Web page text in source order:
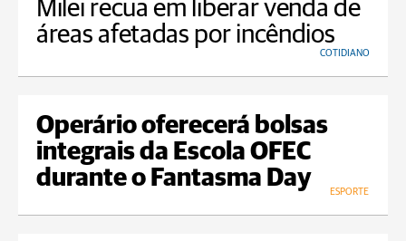
Milei recua em liberar venda de
áreas afetadas por incêndios
COTIDIANO
Operário oferecerá bolsas
integrais da Escola OFEC
durante o Fantasma Day
ESPORTE